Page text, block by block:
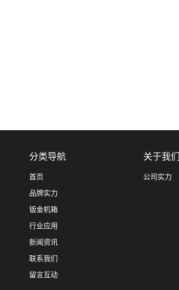
分类导航
首页
品牌实力
钣金机箱
行业应用
新闻资讯
联系我们
留言互动
关于我们
公司实力